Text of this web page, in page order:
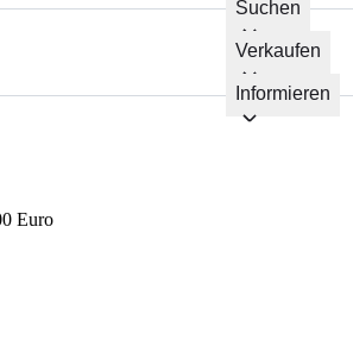
Suchen
Verkaufen
Informieren
Euro